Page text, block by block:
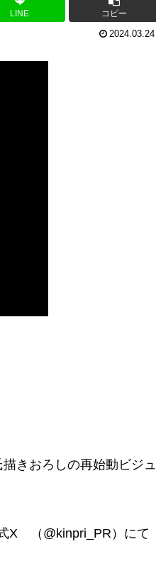
LINE コピー
2024.03.24
きおろしの再始動ビジュ
X （@kinpri_PR）にて